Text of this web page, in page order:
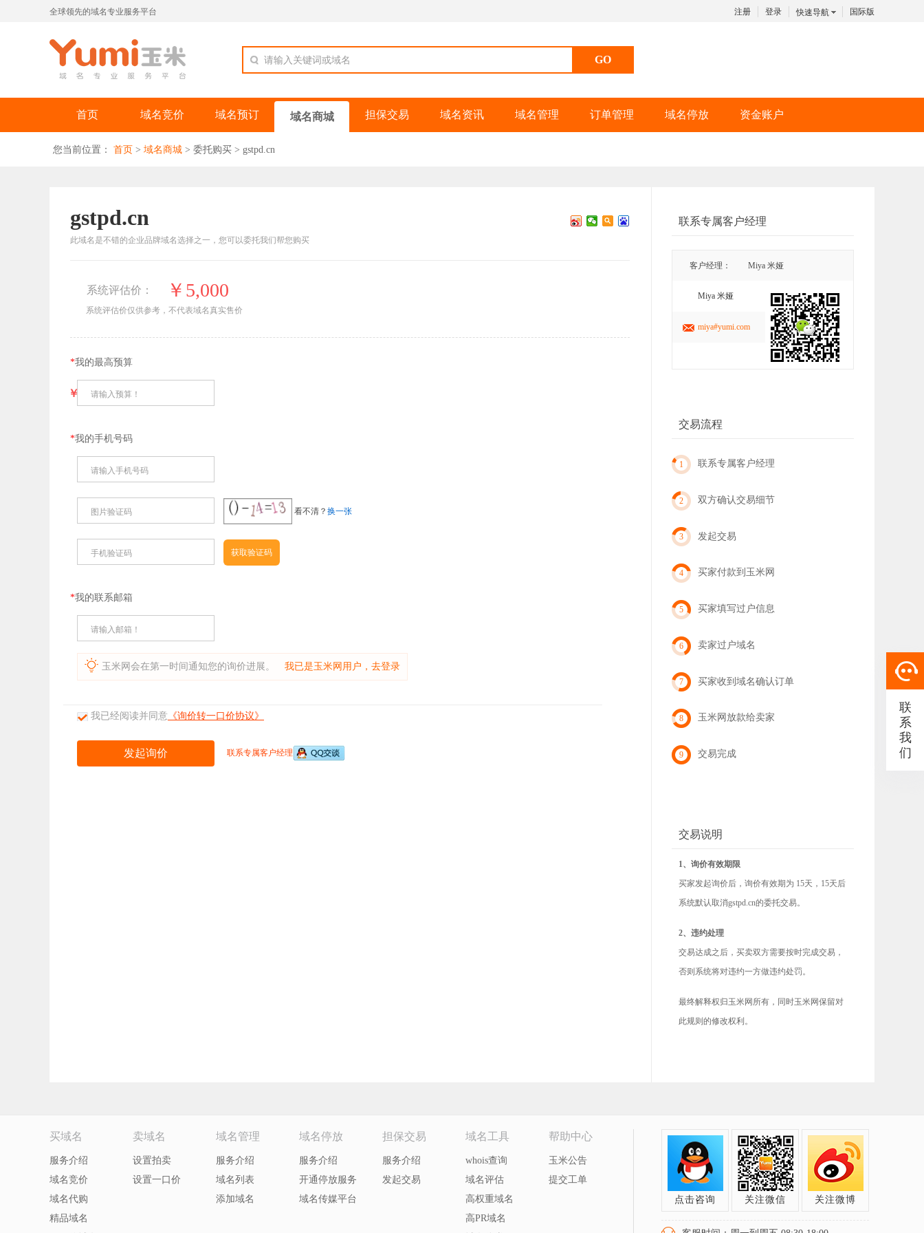
全球领先的域名专业服务平台 注册 登录 快速导航 国际版
请输入关键词或域名
首页 域名竞价 域名预订 域名商城 担保交易 域名资讯 域名管理 订单管理 域名停放 资金账户
您当前位置： 首页 > 域名商城 > 委托购买 > gstpd.cn
gstpd.cn
此域名是不错的企业品牌域名选择之一，您可以委托我们帮您购买
系统评估价： ￥5,000
系统评估价仅供参考，不代表域名真实售价
*我的最高预算
￥ 请输入预算！
*我的手机号码
请输入手机号码
图片验证码 看不清？ 换一张
手机验证码
*我的联系邮箱
请输入邮箱！
玉米网会在第一时间通知您的询价进展。 我已是玉米网用户，去登录
我已经阅读并同意 《询价转一口价协议》
联系专属客户经理
联系专属客户经理
客户经理： Miya 米娅
Miya 米娅
miya#yumi.com
交易流程
1 联系专属客户经理
2 双方确认交易细节
3 发起交易
4 买家付款到玉米网
5 买家填写过户信息
6 卖家过户域名
7 买家收到域名确认订单
8 玉米网放款给卖家
9 交易完成
交易说明
1、询价有效期限
买家发起询价后，询价有效期为 15天，15天后
系统默认取消gstpd.cn的委托交易。
2、违约处理
交易达成之后，买卖双方需要按时完成交易，
否则系统将对违约一方做违约处罚。
最终解释权归玉米网所有，同时玉米网保留对
此规则的修改权利。
买域名
服务介绍
域名竞价
域名代购
精品域名
卖域名
设置拍卖
设置一口价
域名管理
服务介绍
域名列表
添加域名
域名停放
服务介绍
开通停放服务
域名传媒平台
担保交易
服务介绍
发起交易
域名工具
whois查询
域名评估
高权重域名
高PR域名
帮助中心
玉米公告
提交工单
点击咨询
关注微信 关注微博
联
系
我
们